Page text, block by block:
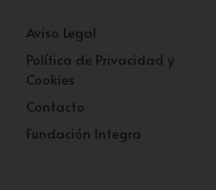
Aviso Legal
Política de Privacidad y
Cookies
Contacto
Fundación Integra